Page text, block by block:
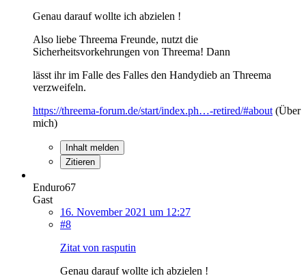
Genau darauf wollte ich abzielen !
Also liebe Threema Freunde, nutzt die
Sicherheitsvorkehrungen von Threema! Dann
lässt ihr im Falle des Falles den Handydieb an Threema
verzweifeln.
https://threema-forum.de/start/index.ph…-retired/#about (Über
mich)
Inhalt melden
Zitieren
Enduro67
Gast
16. November 2021 um 12:27
#8
Zitat von rasputin
Genau darauf wollte ich abzielen !